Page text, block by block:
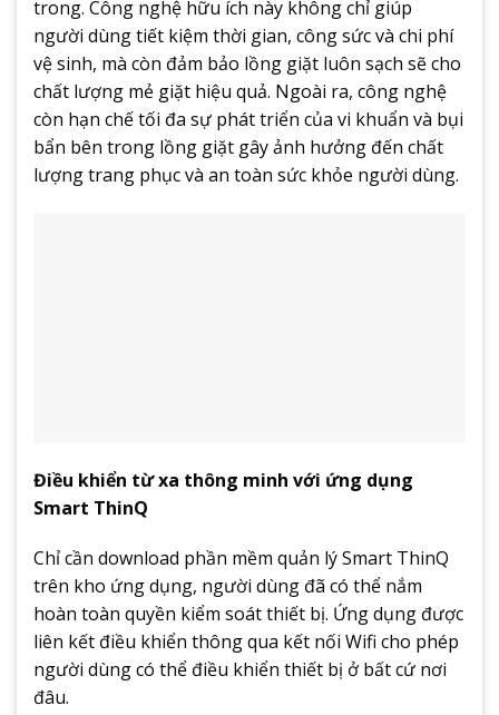
trong. Công nghệ hữu ích này không chỉ giúp
người dùng tiết kiệm thời gian, công sức và chi phí
vệ sinh, mà còn đảm bảo lồng giặt luôn sạch sẽ cho
chất lượng mẻ giặt hiệu quả. Ngoài ra, công nghệ
còn hạn chế tối đa sự phát triển của vi khuẩn và bụi
bẩn bên trong lồng giặt gây ảnh hưởng đến chất
lượng trang phục và an toàn sức khỏe người dùng.
Điều khiển từ xa thông minh với ứng dụng
Smart ThinQ
Chỉ cần download phần mềm quản lý Smart ThinQ
trên kho ứng dụng, người dùng đã có thể nắm
hoàn toàn quyền kiểm soát thiết bị. Ứng dụng được
liên kết điều khiển thông qua kết nối Wifi cho phép
người dùng có thể điều khiển thiết bị ở bất cứ nơi
đâu.